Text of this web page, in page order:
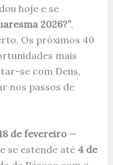
hoje e se
2026?”,
Os próximos 40
mais
se com Deus,
nos passos de
de fevereiro—
se estende até 4 de